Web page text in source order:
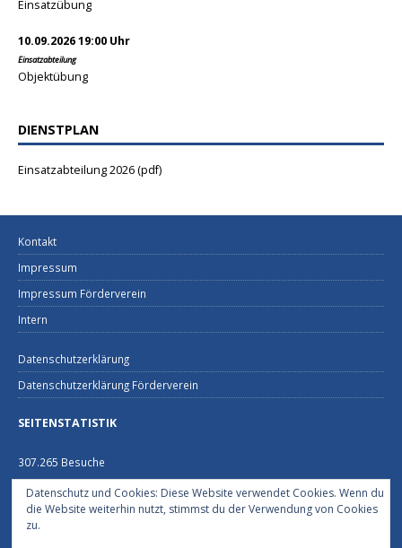
Einsatzübung
10.09.2026 19:00 Uhr
Einsatzabteilung
Objektübung
DIENSTPLAN
Einsatzabteilung 2026 (pdf)
Kontakt
Impressum
Impressum Förderverein
Intern
Datenschutzerklärung
Datenschutzerklärung Förderverein
SEITENSTATISTIK
307.265 Besuche
FEUERWEHRHAUS NECKARGEMÜND
Schützenhausstraße 2
Datenschutz und Cookies: Diese Website verwendet Cookies. Wenn du
die Website weiterhin nutzt, stimmst du der Verwendung von Cookies
zu.